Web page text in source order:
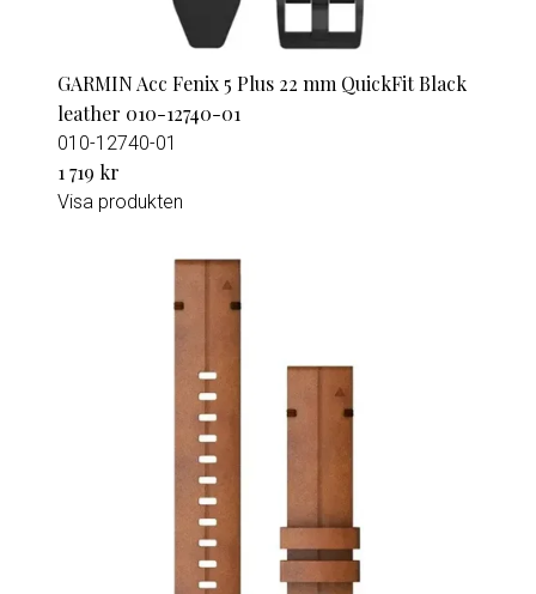
GARMIN Acc Fenix 5 Plus 22 mm QuickFit Black
leather 010-12740-01
010-12740-01
1 719 kr
Visa produkten